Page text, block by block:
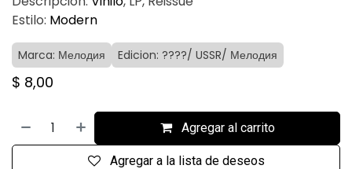
Estilo: Modern
Marca: Мелодия Edicion: ????/ USSR/ Мелодия
$ 8,00
Agregar al carrito
Agregar a la lista de deseos